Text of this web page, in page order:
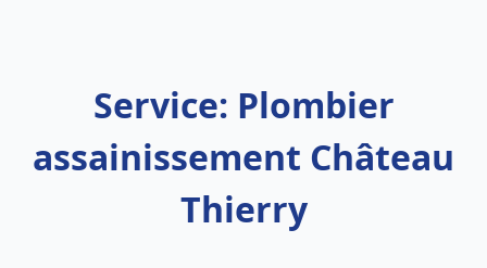
Service: Plombier
assainissement Château
Thierry